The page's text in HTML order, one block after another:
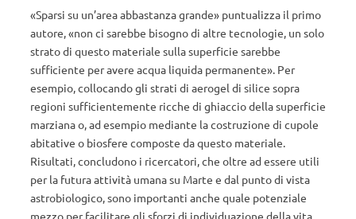
«Sparsi su un’area abbastanza grande» puntualizza il primo
autore, «non ci sarebbe bisogno di altre tecnologie, un solo
strato di questo materiale sulla superficie sarebbe
sufficiente per avere acqua liquida permanente». Per
esempio, collocando gli strati di aerogel di silice sopra
regioni sufficientemente ricche di ghiaccio della superficie
marziana o, ad esempio mediante la costruzione di cupole
abitative o biosfere composte da questo materiale.
Risultati, concludono i ricercatori, che oltre ad essere utili
per la futura attività umana su Marte e dal punto di vista
astrobiologico, sono importanti anche quale potenziale
mezzo per facilitare gli sforzi di individuazione della vita